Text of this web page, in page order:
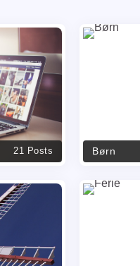
21 Posts Børn